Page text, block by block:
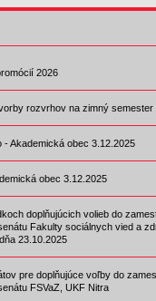
2026
rozvrhov na zimný semester
- Akademická obec 3.12.2025
obec 3.12.2025
doplňujúcich volieb do
Fakulty sociálnych vied a
23.10.2025
pre doplňujúce voľby do
FSVaZ, UKF Nitra